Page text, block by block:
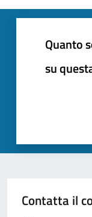
Quanto
su
Contatta il